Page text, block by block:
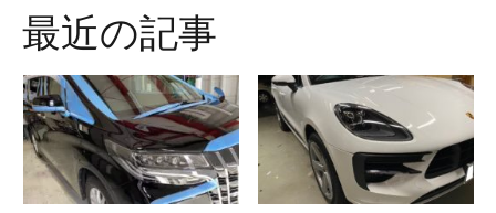
最近の記事